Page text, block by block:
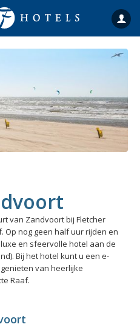
van Zandvoort bij Fletcher
Op nog geen half uur rijden en
en sfeervolle hotel aan de
Bij het hotel kunt u een e-
van heerlijke
Raaf.